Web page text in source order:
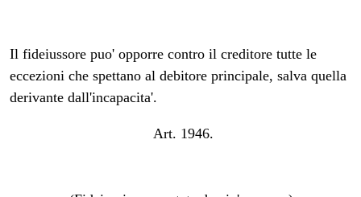
Il fideiussore puo' opporre contro il creditore tutte le
eccezioni che spettano al debitore principale, salva quella
derivante dall'incapacita'.
Art. 1946.